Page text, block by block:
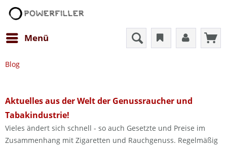
Menü
Blog
Aktuelles aus der Welt der Genussraucher und
Tabakindustrie!
Vieles ändert sich schnell - so auch Gesetzte und Preise im
Zusammenhang mit Zigaretten und Rauchgenuss. Regelmäßig